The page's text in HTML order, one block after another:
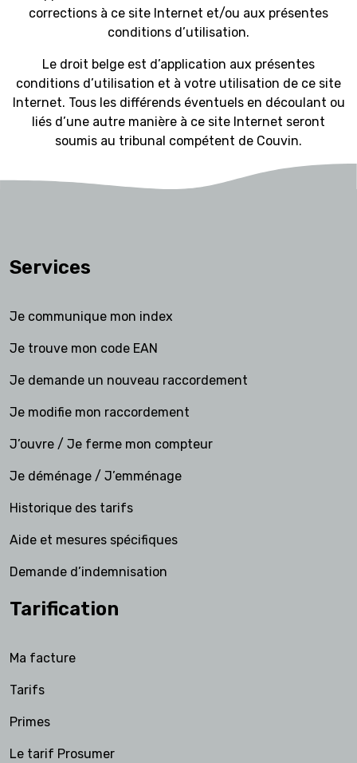
corrections à ce site Internet et/ou aux présentes
conditions d’utilisation.
Le droit belge est d’application aux présentes
conditions d’utilisation et à votre utilisation de ce site
Internet. Tous les différends éventuels en découlant ou
liés d’une autre manière à ce site Internet seront
soumis au tribunal compétent de Couvin.
Services
Je communique mon index
Je trouve mon code EAN
Je demande un nouveau raccordement
Je modifie mon raccordement
J’ouvre / Je ferme mon compteur
Je déménage / J’emménage
Historique des tarifs
Aide et mesures spécifiques
Demande d’indemnisation
Tarification
Ma facture
Tarifs
Primes
Le tarif Prosumer